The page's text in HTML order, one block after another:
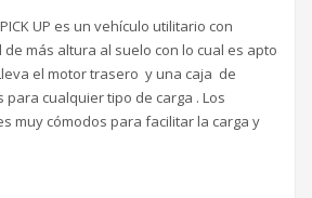
PICK UP es un vehículo utilitario con
de más altura al suelo con lo cual es apto
el motor trasero y una caja de
cualquier tipo de carga . Los
muy cómodos para facilitar la carga y